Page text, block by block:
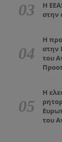
Η
στην
Η
στην
του
Η
του